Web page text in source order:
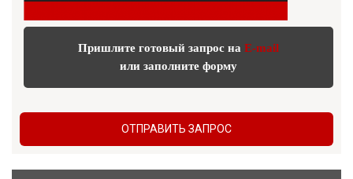
Пришлите готовый запрос на E-mail
или заполните форму
ОТПРАВИТЬ ЗАПРОС